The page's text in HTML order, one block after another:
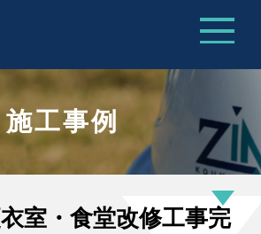
施工事例
室・食堂改修工事完